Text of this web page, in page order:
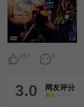
457 0
3.0 网友评分
很差
较差还行推荐力荐